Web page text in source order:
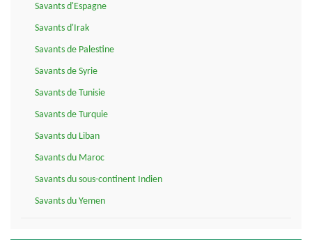
Savants d'Espagne
Savants d'Irak
Savants de Palestine
Savants de Syrie
Savants de Tunisie
Savants de Turquie
Savants du Liban
Savants du Maroc
Savants du sous-continent Indien
Savants du Yemen